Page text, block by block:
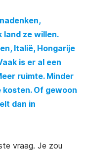
land ze willen.
Italië, Hongarije
is er al een
ruimte. Minder
kosten. Of gewoon
dan in
vraag. Je zou